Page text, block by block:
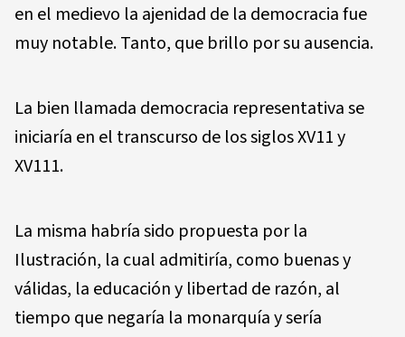
en el medievo la ajenidad de la democracia fue
muy notable. Tanto, que brillo por su ausencia.
La bien llamada democracia representativa se
iniciaría en el transcurso de los siglos XV11 y
XV111.
La misma habría sido propuesta por la
Ilustración, la cual admitiría, como buenas y
válidas, la educación y libertad de razón, al
tiempo que negaría la monarquía y sería